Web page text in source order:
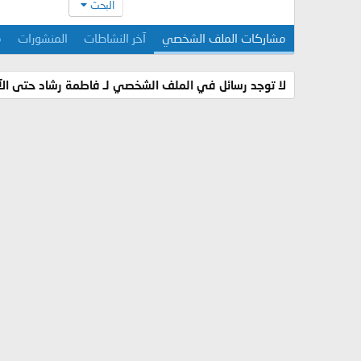
البحث
مشاركات الملف الشخصي آخر النشاطات المنشورات
لا توجد رسائل في الملف الشخصي لـ فاطمة رشاد حتى